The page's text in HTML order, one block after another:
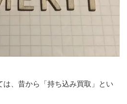
は、昔から「持ち込み買取」とい